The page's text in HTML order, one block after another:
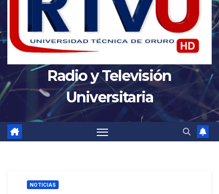
Radio y Televisión
Universitaria
NOTICIAS